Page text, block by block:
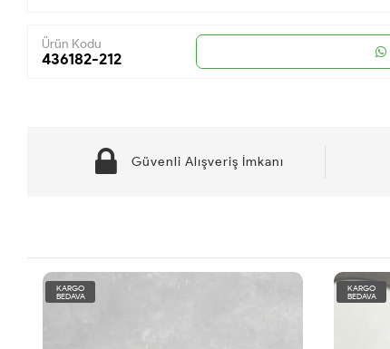
Ürün Kodu
436182-212
Güvenli Alışveriş İmkanı
KARGO
BEDAVA
KARGO
BEDAVA